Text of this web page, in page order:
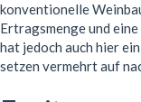
konventionelle
Ertragsmenge und
hat jedoch auch hier
setzen vermehrt auf